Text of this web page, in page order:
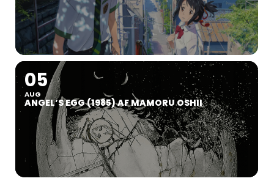
05
AUG
ANGEL’S EGG (1985) AF MAMORU OSHII